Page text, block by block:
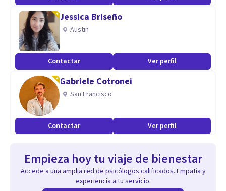
Jessica Briseño
Austin
Contactar Ver perfil
Gabriele Cotronei
San Francisco
Contactar Ver perfil
Empieza hoy tu viaje de bienestar
Accede a una amplia red de psicólogos calificados. Empatía y
experiencia a tu servicio.